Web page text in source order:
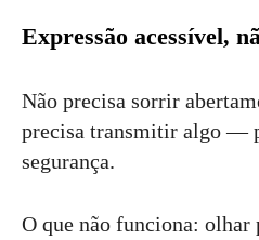
Expressão acessível,
Não precisa sorrir
precisa transmitir algo —
segurança.
O que não funciona: olhar